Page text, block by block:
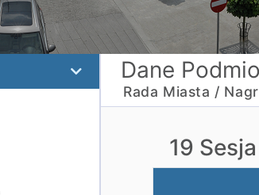
Dane
Rada Miasta /
19